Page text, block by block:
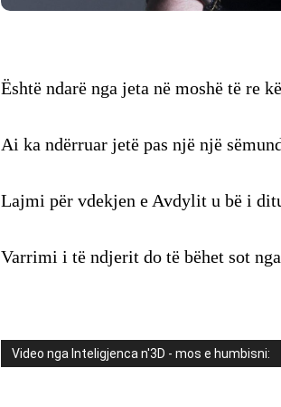
Është ndarë nga jeta në moshë të re
Ai ka ndërruar jetë pas një një
Lajmi për vdekjen e Avdylit u bë i
Varrimi i të ndjerit do të bëhet sot
Video nga Inteligjenca n'3D - mos e humbisni: